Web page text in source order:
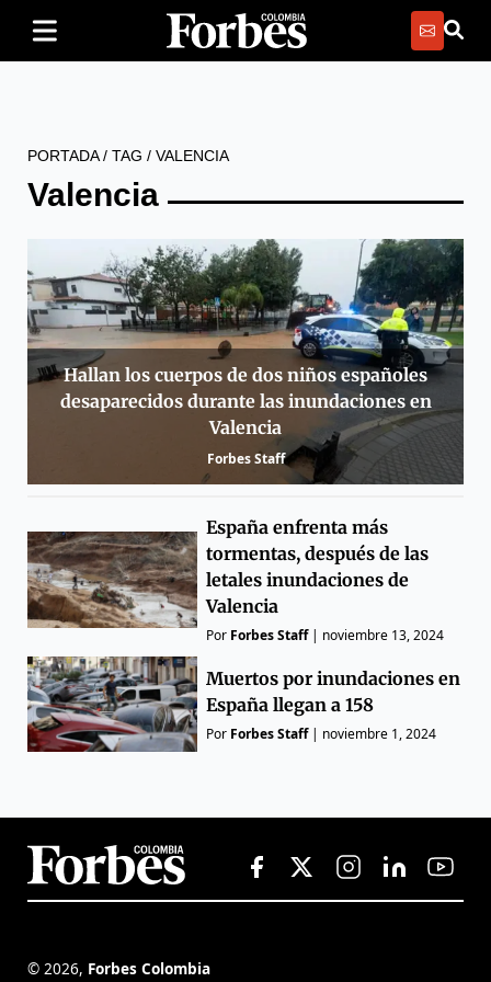
PORTADA/ TAG / VALENCIA
Valencia
Hallan los cuerpos de dos niños españoles
desaparecidos durante las inundaciones en
Valencia
Forbes Staff
España enfrenta más
tormentas, después de las
letales inundaciones de
Valencia
Por Forbes Staff| noviembre 13, 2024
Muertos por inundaciones en
España llegan a 158
Por Forbes Staff| noviembre 1, 2024
© 2026, Forbes Colombia